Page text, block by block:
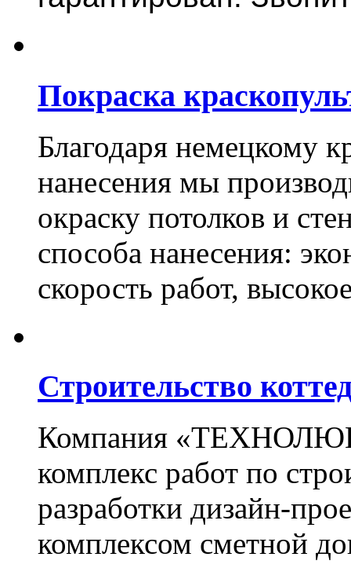
Покраска
Благодаря немецкому
нанесения мы
окраску потолков и
способа нанесения:
скорость работ,
Строительство
Компания
комплекс работ по
разработки дизайн-
комплексом сметной